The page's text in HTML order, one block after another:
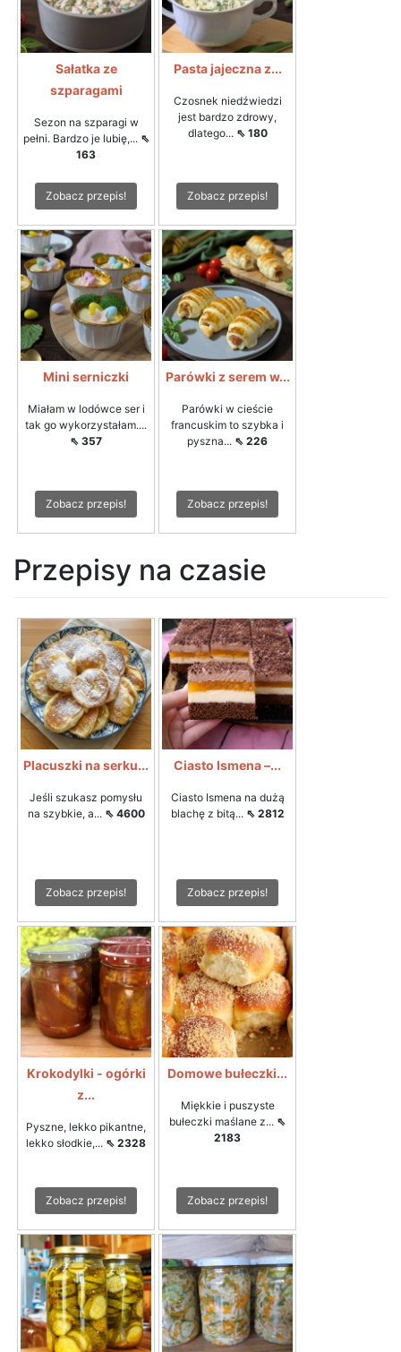
Sałatka ze
szparagami
Sezon na szparagi w
pełni. Bardzo je lubię,... ⇖
163
Zobacz przepis!
Pasta jajeczna z...
Czosnek niedźwiedzi
jest bardzo zdrowy,
dlatego... ⇖ 180
Zobacz przepis!
Mini serniczki
Miałam w lodówce ser i
tak go wykorzystałam....
⇖ 357
Zobacz przepis!
Parówki z serem w...
Parówki w cieście
francuskim to szybka i
pyszna... ⇖ 226
Zobacz przepis!
Przepisy na czasie
Placuszki na serku...
Jeśli szukasz pomysłu
na szybkie, a... ⇖ 4600
Zobacz przepis!
Ciasto Ismena –...
Ciasto Ismena na dużą
blachę z bitą... ⇖ 2812
Zobacz przepis!
Krokodylki - ogórki
z...
Pyszne, lekko pikantne,
lekko słodkie,... ⇖ 2328
Zobacz przepis!
Domowe bułeczki...
Miękkie i puszyste
bułeczki maślane z... ⇖
2183
Zobacz przepis!